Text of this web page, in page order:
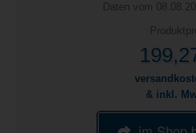
Daten vom
& inkl.